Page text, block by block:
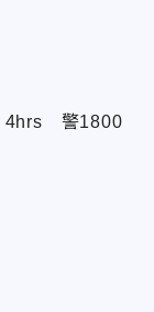
4hrs 警1800